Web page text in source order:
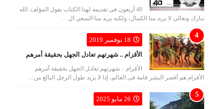
40 أربعون فى تقديمه لهذا الكتاب يقول المؤلف: الله
تبارك وتعالى لا يريد منا الكمال، ولكنه يريد منا السعي ال…
18 نوفمبر 2019
الأقزام .. شهرتهم تعادل الجهل بحقيقة أمرهم
الأقزام .. شهرتهم تعادل الجهل بحقيقة أمرهم
الأقزام هم أقصر البشر قامة فى العالم، إذا لا يزيد طول الرجل البالغ من…
26 مايو 2025